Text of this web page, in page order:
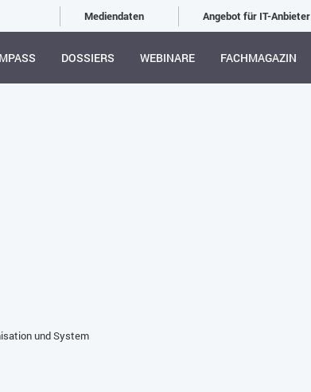
Mediendaten Angebot für IT-Anbieter
DOSSIERS WEBINARE FACHMAGAZIN
und System